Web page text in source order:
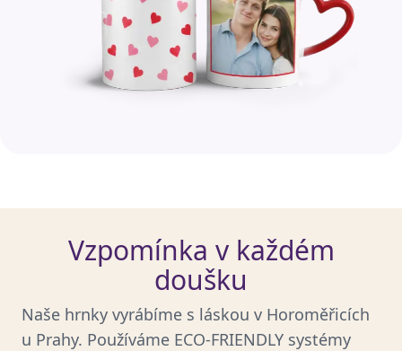
Vzpomínka v každém
doušku
Naše hrnky vyrábíme s láskou v Horoměřicích
u Prahy. Používáme ECO-FRIENDLY systémy